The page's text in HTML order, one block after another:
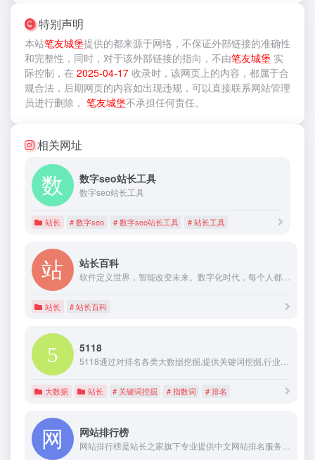
特别声明
本站笔友城堡提供的都来源于网络，不保证外部链接的准确性
和完整性，同时，对于该外部链接的指向，不由笔友城堡 实
际控制，在 2025-04-17 收录时，该网页上的内容，都属于合
规合法，后期网页的内容如出现违规，可以直接联系网站管理
员进行删除， 笔友城堡不承担任何责任。
相关网址
数字seo站长工具
数字seo站长工具
站长 # 数字seo # 数字seo站长工具 # 站长工具
站长百科
软件定义世界，智能改变未来。数字化时代，每个人都需要提升自己的数字化技能与素养，以适应未来世界的工作与生活。站长百科为您提供一站式的数字化领域教程及百科全书式的知识讲解。
站长 # 站长百科
5118
5118通过对排名各类大数据挖掘,提供关键词挖掘,行业词库,站群权重监控,关键词排名监控,指数词,流量词挖掘工具等排名工作人员必备百度站长工具平台
大数据 站长 # 关键词挖掘 # 指数词 # 排名
网站排行榜
网站排行榜是站长之家旗下专业提供中文网站排名服务的栏目，收集了国内各行业排名前列的众多知名网站，是国内专业、领先的中文网站排行榜。